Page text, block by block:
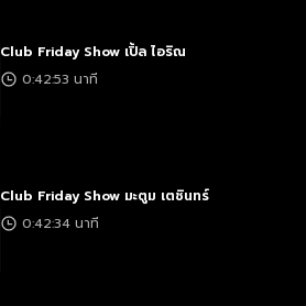
Club Friday Show เปิ้ล ไอริณ
0:42:53 นาที
Club Friday Show มะตูม เตชินทร์
0:42:34 นาที